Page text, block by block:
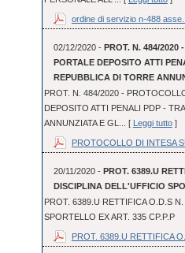
ordine di servizio n-488
02/12/2020 - PROT. N. 484/2020
PORTALE DEPOSITO ATTI
REPUBBLICA DI TORRE
PROT. N. 484/2020 -
DEPOSITO ATTI PENALI PDP -
ANNUNZIATA E GL... [ Leggi tutto]
PROTOCOLLO DI INTESA
20/11/2020 - PROT. 6389.U
DISCIPLINA DELL'UFFICIO
PROT. 6389.U RETTIFICA O.D.S
SPORTELLO EX ART. 335 CP.P.P
PROT. 6389.U RETTIFICA